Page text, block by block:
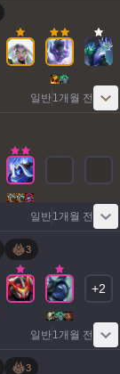
일반1개월 전
일반1개월 전
3
+2
일반1개월 전
3